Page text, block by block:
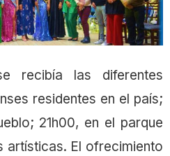
recibía las diferentes
residentes en el país;
21h00, en el parque
artísticas. El ofrecimiento